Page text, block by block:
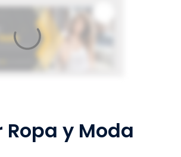
Ropa y Moda